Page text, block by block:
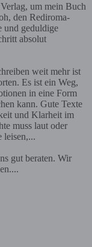
um mein Buch
den Rediroma-
und geduldige
absolut
weit mehr ist
Es ist ein Weg,
in eine Form
kann. Gute Texte
und Klarheit im
muss laut oder
leisen,...
gut beraten. Wir